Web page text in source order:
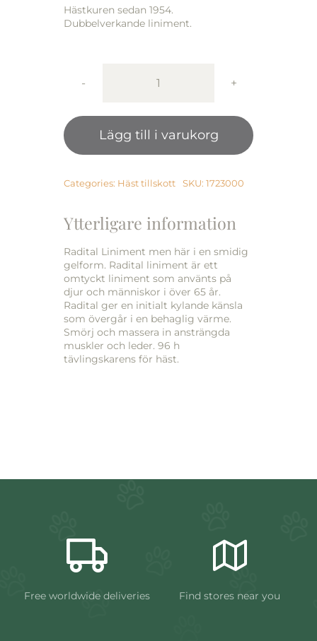
Hästkuren sedan 1954.
Dubbelverkande liniment.
RADITAL
250ml
mängd
Lägg till i varukorg
Categories: Häst tillskott SKU: 1723000
Ytterligare information
Radital Liniment men här i en smidig
gelform. Radital liniment är ett
omtyckt liniment som använts på
djur och människor i över 65 år.
Radital ger en initialt kylande känsla
som övergår i en behaglig värme.
Smörj och massera in ansträngda
muskler och leder. 96 h
tävlingskarens för häst.
Free worldwide deliveries Find stores near you